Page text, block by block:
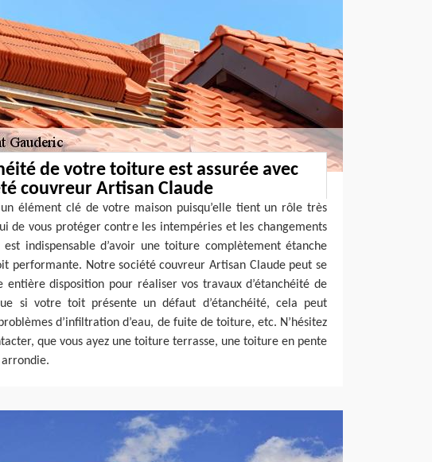
de votre toiture est assurée avec
couvreur Artisan Claude
élément clé de votre maison puisqu’elle tient un rôle très
de vous protéger contre les intempéries et les changements
indispensable d’avoir une toiture complètement étanche
performante. Notre société couvreur Artisan Claude peut se
entière disposition pour réaliser vos travaux d’étanchéité de
si votre toit présente un défaut d’étanchéité, cela peut
d’infiltration d’eau, de fuite de toiture, etc. N’hésitez
que vous ayez une toiture terrasse, une toiture en pente